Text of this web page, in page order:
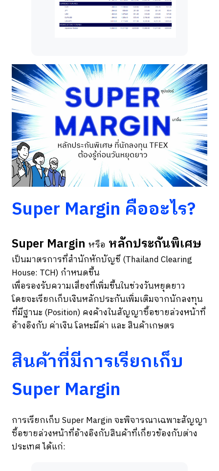
Super Margin คืออะไร?
Super Margin หรือ หลักประกันพิเศษ
เป็นมาตรการที่สำนักหักบัญชี (Thailand Clearing
House: TCH) กำหนดขึ้น
เพื่อรองรับความเสี่ยงที่เพิ่มขึ้นในช่วงวันหยุดยาว
โดยจะเรียกเก็บเงินหลักประกันเพิ่มเติมจากนักลงทุน
ที่มีฐานะ (Position) คงค้างในสัญญาซื้อขายล่วงหน้าที่
อ้างอิงกับ ค่าเงิน โลหะมีค่า และ สินค้าเกษตร
สินค้าที่มีการเรียกเก็บ
Super Margin
การเรียกเก็บ Super Margin จะพิจารณาเฉพาะสัญญา
ซื้อขายล่วงหน้าที่อ้างอิงกับสินค้าที่เกี่ยวข้องกับต่าง
ประเทศ ได้แก่: